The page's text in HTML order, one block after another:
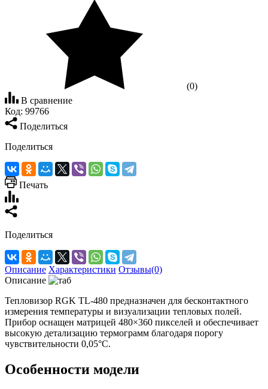
(0)
В сравнение
Код: 99766
Поделиться
Поделиться
Печать
Поделиться
Описание Характеристики Отзывы(0)
Описание
Тепловизор RGK TL-480 предназначен для бесконтактного
измерения температуры и визуализации тепловых полей.
Прибор оснащен матрицей 480×360 пикселей и обеспечивает
высокую детализацию термограмм благодаря порогу
чувствительности 0,05°C.
Особенности модели